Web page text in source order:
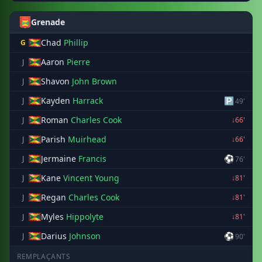
Grenade
G Chad Phillip
J Aaron Pierre
J Shavon John Brown
J Kayden Harrack 🅿49'
J
Roman Charles Cook
↓66'
J
Parish Muirhead
↓66'
J
Jermaine Francis ⚽76'
J
Kane Vincent Young
↓81'
J
Regan Charles Cook
↓81'
J
Myles Hippolyte
↓81'
J
Darius Johnson ⚽90'
REMPLAÇANTS